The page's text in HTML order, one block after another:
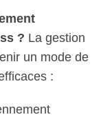
? La gestion
un mode de
: